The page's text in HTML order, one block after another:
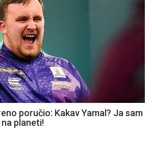
poručio: Kakav Yamal? Ja sam
planeti!